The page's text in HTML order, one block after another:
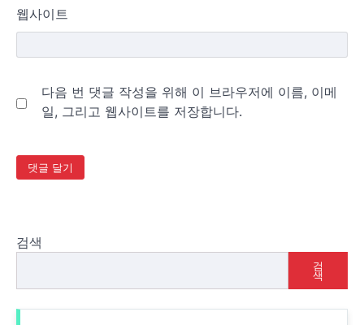
웹사이트
다음 번 댓글 작성을 위해 이 브라우저에 이름, 이메
일, 그리고 웹사이트를 저장합니다.
검색
검
색